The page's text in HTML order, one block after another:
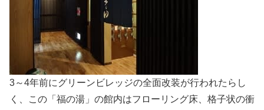
3～4年前にグリーンビレッジの全面改装が行われたらし
く、この「福の湯」の館内はフローリング床、格子状の衝